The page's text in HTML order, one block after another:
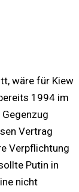
wäre für Kiew
1994 im
Vertrag
Verpflichtung
Putin in
nicht